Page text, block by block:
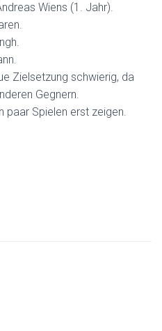
Wiens (1. Jahr).
Zielsetzung schwierig, da
Gegnern.
paar Spielen erst zeigen.